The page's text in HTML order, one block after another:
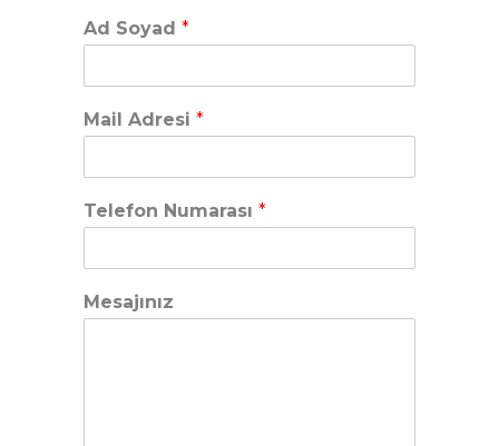
Ad Soyad *
Mail Adresi *
Telefon Numarası *
Mesajınız